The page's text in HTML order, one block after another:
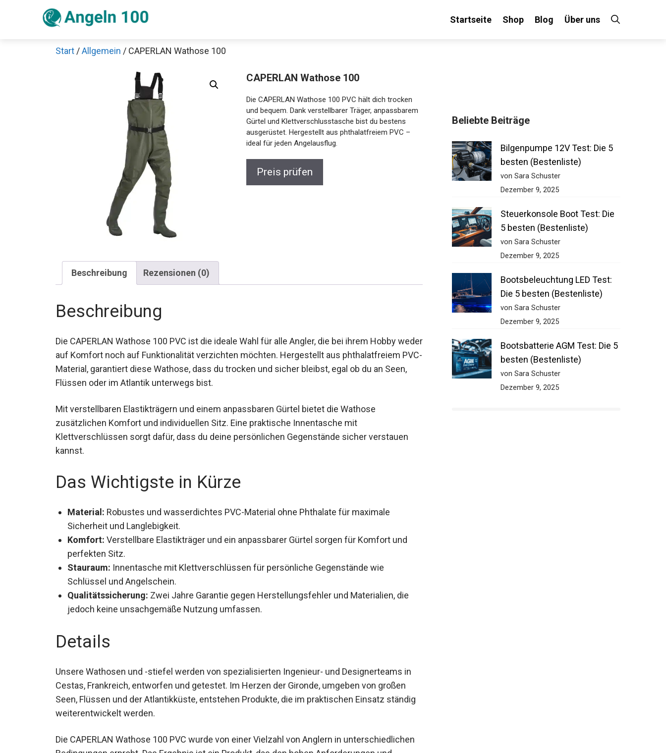
Startseite Shop Blog Über uns
Start /Allgemein / CAPERLAN Wathose 100
CAPERLAN Wathose 100
Die CAPERLAN Wathose 100 PVC hält dich trocken
und bequem. Dank verstellbarer Träger, anpassbarem
Gürtel und Klettverschlusstasche bist du bestens
ausgerüstet. Hergestellt aus phthalatfreiem PVC –
ideal für jeden Angelausflug.
Preis prüfen
Beschreibung Rezensionen (0)
Beschreibung
Die CAPERLAN Wathose 100 PVC ist die ideale Wahl für alle Angler, die bei ihrem Hobby
weder auf Komfort noch auf Funktionalität verzichten möchten. Hergestellt aus
phthalatfreiem PVC-Material, garantiert diese Wathose, dass du trocken und sicher bleibst,
egal ob du an Seen, Flüssen oder im Atlantik unterwegs bist.
Mit verstellbaren Elastikträgern und einem anpassbaren Gürtel bietet die Wathose
zusätzlichen Komfort und individuellen Sitz. Eine praktische Innentasche mit
Klettverschlüssen sorgt dafür, dass du deine persönlichen Gegenstände sicher verstauen
kannst.
Das Wichtigste in Kürze
Material: Robustes und wasserdichtes PVC-Material ohne Phthalate für maximale
Sicherheit und Langlebigkeit.
Komfort: Verstellbare Elastikträger und ein anpassbarer Gürtel sorgen für Komfort und
perfekten Sitz.
Stauraum: Innentasche mit Klettverschlüssen für persönliche Gegenstände wie
Schlüssel und Angelschein.
Qualitätssicherung: Zwei Jahre Garantie gegen Herstellungsfehler und Materialien, die
jedoch keine unsachgemäße Nutzung umfassen.
Details
Unsere Wathosen und -stiefel werden von spezialisierten Ingenieur- und Designerteams in
Cestas, Frankreich, entworfen und getestet. Im Herzen der Gironde, umgeben von großen
Seen, Flüssen und der Atlantikküste, entstehen Produkte, die im praktischen Einsatz ständig
weiterentwickelt werden.
Die CAPERLAN Wathose 100 PVC wurde von einer Vielzahl von Anglern in unterschiedlichen
Bedingungen erprobt. Das Ergebnis ist ein Produkt, das den hohen Anforderungen und
Beliebte Beiträge
Bilgenpumpe 12V Test: Die 5
besten (Bestenliste)
von Sara Schuster
Dezember 9, 2025
Steuerkonsole Boot Test: Die
5 besten (Bestenliste)
von Sara Schuster
Dezember 9, 2025
Bootsbeleuchtung LED Test:
Die 5 besten (Bestenliste)
von Sara Schuster
Dezember 9, 2025
Bootsbatterie AGM Test: Die 5
besten (Bestenliste)
von Sara Schuster
Dezember 9, 2025
Jetzt anschauen